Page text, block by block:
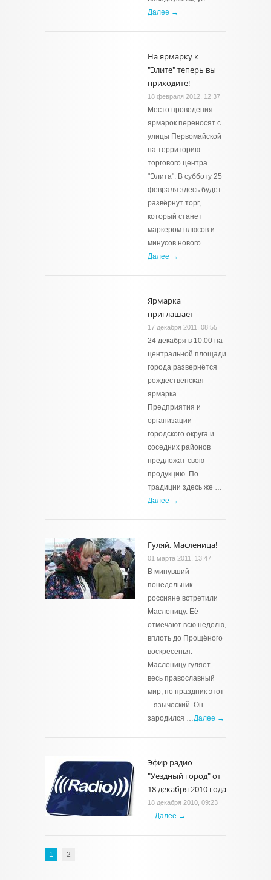
Далее →
На ярмарку к
"Элите" теперь вы
приходите!
18 февраля 2012, 12:37
Место проведения
ярмарок переносят с
улицы Первомайской
на территорию
торгового центра
"Элита". В субботу 25
февраля здесь будет
развёрнут торг,
который станет
маркером плюсов и
минусов нового …
Далее →
Ярмарка
приглашает
17 декабря 2011, 08:55
24 декабря в 10.00 на
центральной площади
города развернётся
рождественская
ярмарка.
Предприятия и
организации
городского округа и
соседних районов
предложат свою
продукцию. По
традиции здесь же …
Далее →
Гуляй, Масленица!
01 марта 2011, 13:47
В минувший
понедельник
россияне встретили
Масленицу. Её
отмечают всю неделю,
вплоть до Прощёного
воскресенья.
Масленицу гуляет
весь православный
мир, но праздник этот
– языческий. Он
зародился …Далее →
Эфир радио
"Уездный город" от
18 декабря 2010 года
18 декабря 2010, 09:23
…Далее →
1 2